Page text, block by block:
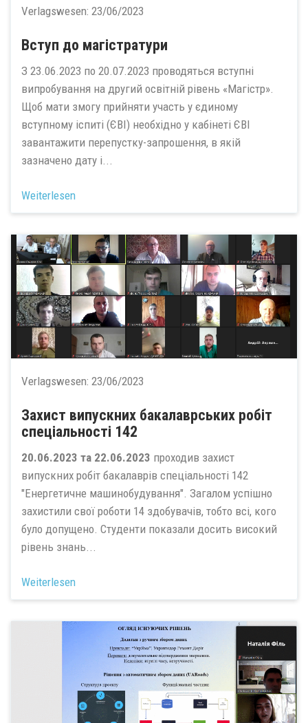
Verlagswesen: 23/06/2023
Вступ до магістратури
З 23.06.2023 по 20.07.2023 проводяться вступні
випробування на другий освітній рівень «Магістр».
Щоб мати змогу прийняти участь у єдиному
вступному іспиті (ЄВІ) необхідно у кабінеті ЄВІ
завантажити перепустку-запрошення, в якій
зазначено дату і...
Weiterlesen
Verlagswesen: 23/06/2023
Захист випускних бакалаврських робіт
спеціальності 142
20.06.2023 та 22.06.2023 проходив захист
випускних робіт бакалаврів спеціальності 142
"Енергетичне машинобудування". Загалом успішно
захистили свої роботи 14 здобувачів, тобто всі, кого
було допущено. Студенти показали досить високий
рівень знань...
Weiterlesen